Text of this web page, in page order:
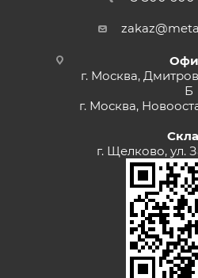
г. Москва,
Б
г. Москва,
г. Щелково, ул.